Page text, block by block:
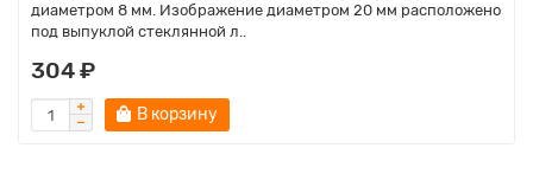
диаметром 8 мм. Изображение диаметром 20 мм расположено
под выпуклой стеклянной л..
304 ₽
В корзину